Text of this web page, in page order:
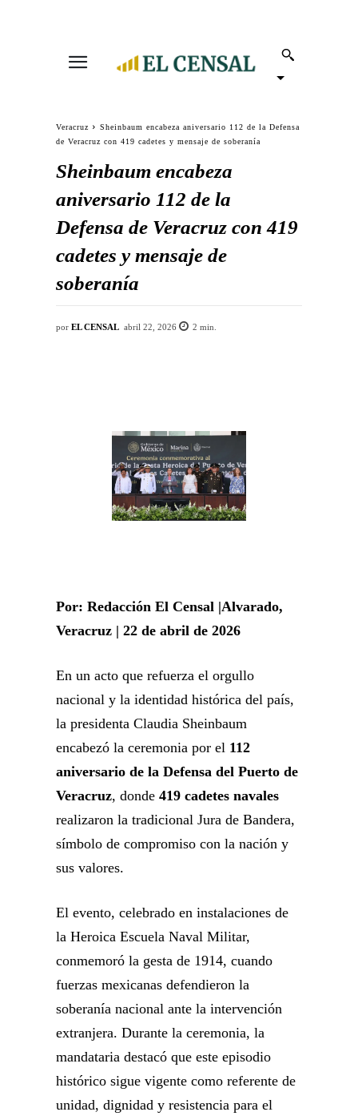
Veracruz
Sheinbaum encabeza aniversario 112 de la Defensa
de Veracruz con 419 cadetes y mensaje de soberanía
Sheinbaum encabeza
aniversario 112 de la
Defensa de Veracruz con 419
cadetes y mensaje de
soberanía
por EL CENSAL abril 22, 2026 2 min.
Por: Redacción El Censal |Alvarado,
Veracruz | 22 de abril de 2026
En un acto que refuerza el orgullo
nacional y la identidad histórica del país,
la presidenta Claudia Sheinbaum
encabezó la ceremonia por el 112
aniversario de la Defensa del Puerto de
Veracruz, donde 419 cadetes navales
realizaron la tradicional Jura de Bandera,
símbolo de compromiso con la nación y
sus valores.
El evento, celebrado en instalaciones de
la Heroica Escuela Naval Militar,
conmemoró la gesta de 1914, cuando
fuerzas mexicanas defendieron la
soberanía nacional ante la intervención
extranjera. Durante la ceremonia, la
mandataria destacó que este episodio
histórico sigue vigente como referente de
unidad, dignidad y resistencia para el